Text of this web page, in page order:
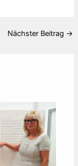
Nächster Beitrag →